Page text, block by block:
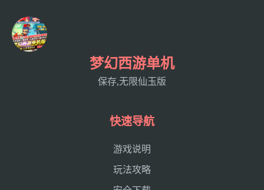
梦幻西游单机
保存,无限仙玉版
快速导航
游戏说明
玩法攻略